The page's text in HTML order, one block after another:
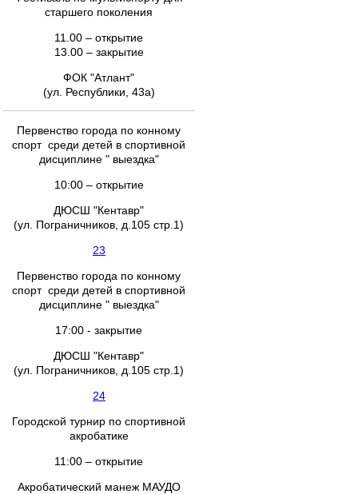
старшего поколения
11.00 – открытие
13.00 – закрытие
ФОК "Атлант"
(ул. Республики, 43а)
Первенство города по конному
спорт среди детей в спортивной
дисциплине " выездка"
10:00 – открытие
ДЮСШ "Кентавр"
(ул. Пограничников, д.105 стр.1)
23
Первенство города по конному
спорт среди детей в спортивной
дисциплине " выездка"
17:00 - закрытие
ДЮСШ "Кентавр"
(ул. Пограничников, д.105 стр.1)
24
Городской турнир по спортивной
акробатике
11:00 – открытие
Акробатический манеж МАУДО